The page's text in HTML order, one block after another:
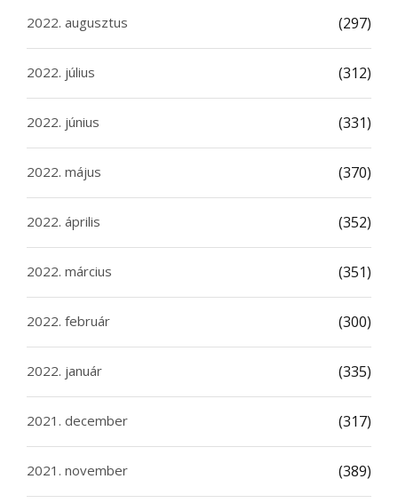
2022. augusztus (297)
2022. július (312)
2022. június (331)
2022. május (370)
2022. április (352)
2022. március (351)
2022. február (300)
2022. január (335)
2021. december (317)
2021. november (389)